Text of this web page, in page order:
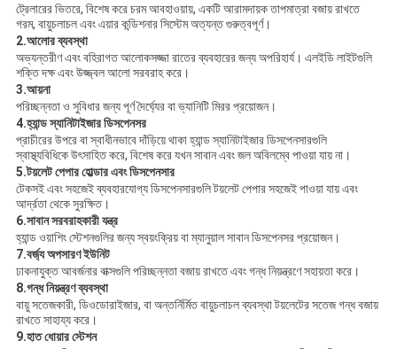
ট্রেলারের ভিতরে, বিশেষ করে চরম আবহাওয়ায়, একটি আরামদায়ক তাপমাত্রা বজায় রাখতে
গরম, বায়ুচলাচল এবং এয়ার কন্ডিশনার সিস্টেম অত্যন্ত গুরুত্বপূর্ণ।
2.আলোর ব্যবস্থা
অভ্যন্তরীণ এবং বহিরাগত আলোকসজ্জা রাতের ব্যবহারের জন্য অপরিহার্য। এলইডি লাইটগুলি
শক্তি দক্ষ এবং উজ্জ্বল আলো সরবরাহ করে।
3.আয়না
পরিচ্ছন্নতা ও সুবিধার জন্য পূর্ণ দৈর্ঘ্যের বা ভ্যানিটি মিরর প্রয়োজন।
4.হ্যান্ড স্যানিটাইজার ডিসপেনসর
প্রাচীরের উপরে বা স্বাধীনভাবে দাঁড়িয়ে থাকা হ্যান্ড স্যানিটাইজার ডিসপেনসারগুলি
স্বাস্থ্যবিধিকে উৎসাহিত করে, বিশেষ করে যখন সাবান এবং জল অবিলম্বে পাওয়া যায় না।
5.টয়লেট পেপার হোল্ডার এবং ডিসপেনসার
টেকসই এবং সহজেই ব্যবহারযোগ্য ডিসপেনসারগুলি টয়লেট পেপার সহজেই পাওয়া যায় এবং
আর্দ্রতা থেকে সুরক্ষিত।
6.সাবান সরবরাহকারী যন্ত্র
হ্যান্ড ওয়াশিং স্টেশনগুলির জন্য স্বয়ংক্রিয় বা ম্যানুয়াল সাবান ডিসপেনসর প্রয়োজন।
7.বর্জ্য অপসারণ ইউনিট
ঢাকনাযুক্ত আবর্জনার বাক্সগুলি পরিচ্ছন্নতা বজায় রাখতে এবং গন্ধ নিয়ন্ত্রণে সহায়তা করে।
8.গন্ধ নিয়ন্ত্রণ ব্যবস্থা
বায়ু সতেজকারী, ডিওডোরাইজার, বা অন্তর্নির্মিত বায়ুচলাচল ব্যবস্থা টয়লেটের সতেজ গন্ধ বজায়
রাখতে সাহায্য করে।
9.হাত ধোয়ার স্টেশন